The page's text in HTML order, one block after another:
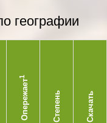
географии
Опережает
1
Степень Скачать